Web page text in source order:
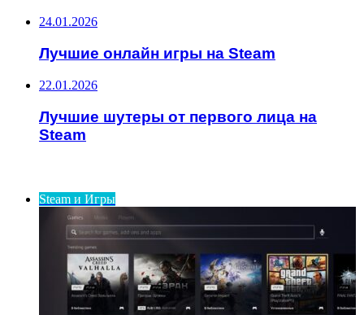
24.01.2026
Лучшие онлайн игры на Steam
22.01.2026
Лучшие шутеры от первого лица на
Steam
Steam и Игры